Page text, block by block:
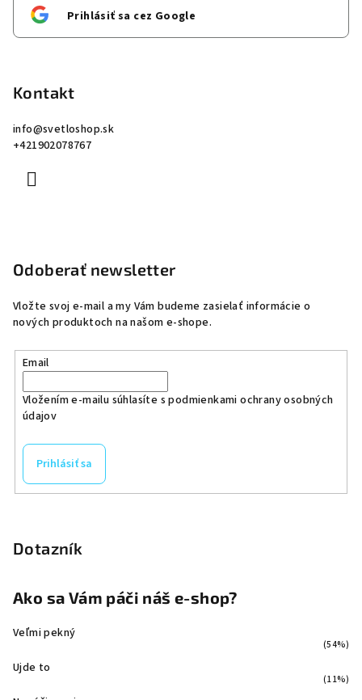
Prihlásiť sa cez Google
Kontakt
info@svetloshop.sk
+421902078767
Odoberať newsletter
Vložte svoj e-mail a my Vám budeme zasielať informácie o
nových produktoch na našom e-shope.
Email
Vložením e-mailu súhlasíte spodmienkami ochrany osobných
údajov
Prihlásiť sa
Dotazník
Ako sa Vám páči náš e-shop?
Veľmi pekný
(54%)
Ujde to
(11%)